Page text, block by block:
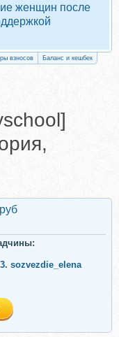
женщин после
взносов Баланс и кешбек
3. sozvezdie_elena